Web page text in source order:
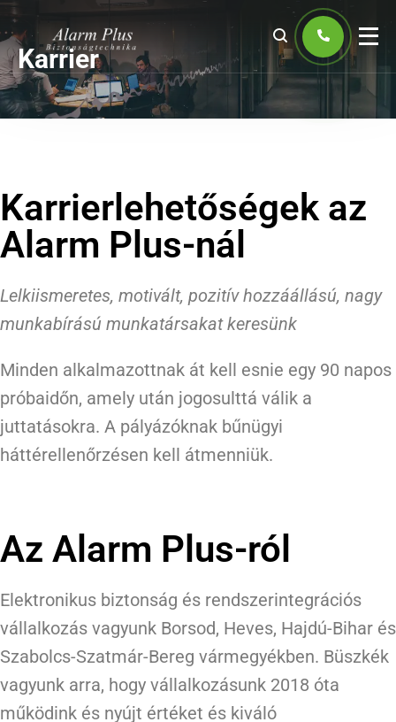
Karrier
Karrierlehetőségek az
Alarm Plus-nál
Lelkiismeretes, motivált, pozitív hozzáállású, nagy
munkabírású munkatársakat keresünk
Minden alkalmazottnak át kell esnie egy 90 napos
próbaidőn, amely után jogosulttá válik a
juttatásokra. A pályázóknak bűnügyi
háttérellenőrzésen kell átmenniük.
Az Alarm Plus-ról
Elektronikus biztonság és rendszerintegrációs
vállalkozás vagyunk Borsod, Heves, Hajdú-Bihar és
Szabolcs-Szatmár-Bereg vármegyékben. Büszkék
vagyunk arra, hogy vállalkozásunk 2018 óta
működink és nyújt értéket és kiváló